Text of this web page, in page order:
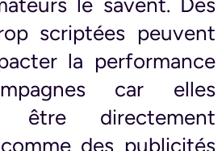
le savent. Des
scriptées peuvent
la performance
car elles
être directement
des publicités